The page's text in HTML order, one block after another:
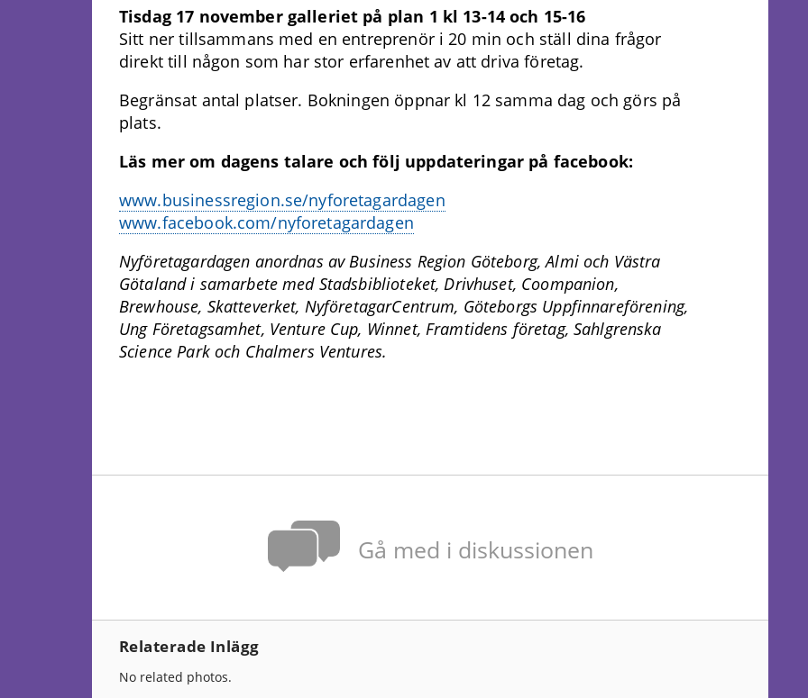
Tisdag 17 november galleriet på plan 1 kl 13-14 och 15-16
Sitt ner tillsammans med en entreprenör i 20 min och ställ dina frågor
direkt till någon som har stor erfarenhet av att driva företag.
Begränsat antal platser. Bokningen öppnar kl 12 samma dag och görs på
plats.
Läs mer om dagens talare och följ uppdateringar på facebook:
www.businessregion.se/nyforetagardagen
www.facebook.com/nyforetagardagen
Nyföretagardagen anordnas av Business Region Göteborg, Almi och Västra
Götaland i samarbete med Stadsbiblioteket, Drivhuset, Coompanion,
Brewhouse, Skatteverket, NyföretagarCentrum, Göteborgs Uppfinnareförening,
Ung Företagsamhet, Venture Cup, Winnet, Framtidens företag, Sahlgrenska
Science Park och Chalmers Ventures.
Gå med i diskussionen
Relaterade Inlägg
No related photos.